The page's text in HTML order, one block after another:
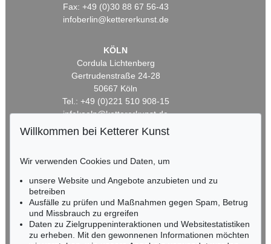
Fax: +49 (0)30 88 67 56-43
infoberlin@kettererkunst.de
KÖLN
Cordula Lichtenberg
Gertrudenstraße 24-28
50667 Köln
Tel.: +49 (0)221 510 908-15
infokoeln@kettererkunst.de
HESSEN
Miriam Heß
Tel.: +49 (0)62 21 58 80-038
Fax: +49 (0)62 21 58 80-595
infoheidelberg@kettererkunst.de
Willkommen bei Ketterer Kunst
Wir verwenden Cookies und Daten, um
unsere Website und Angebote anzubieten und zu
betreiben
Ausfälle zu prüfen und Maßnahmen gegen Spam, Betrug
und Missbrauch zu ergreifen
Daten zu Zielgruppeninteraktionen und Websitestatistiken
zu erheben. Mit den gewonnenen Informationen möchten